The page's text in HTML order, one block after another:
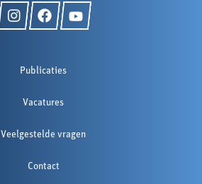
Publicaties
Vacatures
Veelgestelde vragen
Contact